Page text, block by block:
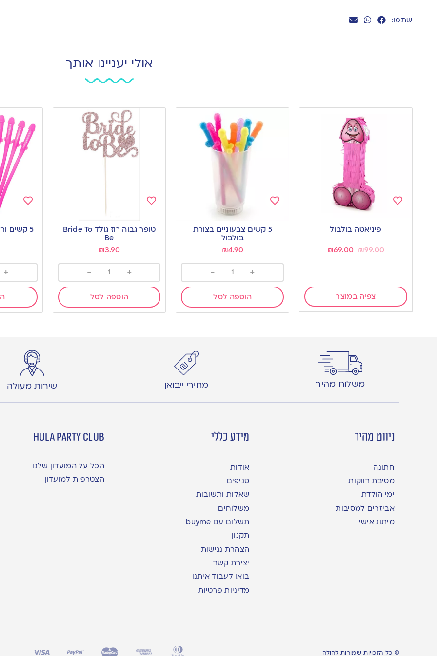
שתפו:
אולי יעניינו אותך
פיניאטה בולבול
₪99.00
₪69.00
צפיה במוצר
to
wishlist
5 קשים צבעוניים בצורת
בולבול
₪4.90
+
-
הוספה לסל
to
טופר גבוה רוז גולד Bride To
Be‏
₪3.90
+
-
הוספה לסל
to
wishlist
5 קשים ורודים בצורת בולבול
+
משלוח מהיר מחירי ייבואן שירות מעולה
ניווט מהיר
חתונה
מסיבת רווקות
ימי הולדת
אביזרים למסיבות
מיתוג אישי
מידע כללי
אודות
סניפים
שאלות ותשובות
משלוחים
תשלום עם buyme
תקנון
הצהרת נגישות
יצירת קשר
בואו לעבוד איתנו
מדיניות פרטיות
hula party club
הכל על המועדון שלנו
הצטרפות למועדון
© כל הזכויות שמורות להולה